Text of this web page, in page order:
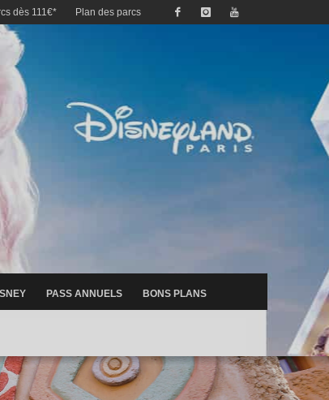
dès 111€* Plan des parcs
PASS ANNUELS BONS PLANS